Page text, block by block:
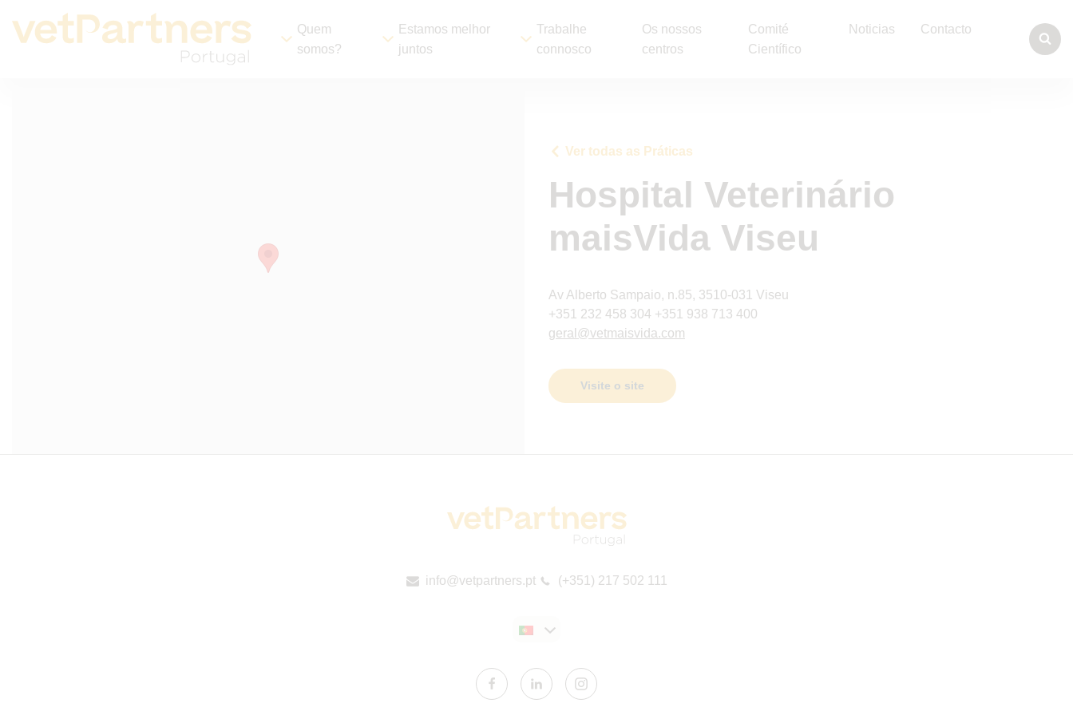
Quem
somos?
Estamos melhor
juntos
Trabalhe
connosco
Os nossos
centros
Comité
Científico
Noticias Contacto
Ver todas as Práticas
Hospital Veterinário
maisVida Viseu
Av Alberto Sampaio, n.85, 3510-031 Viseu
+351 232 458 304 +351 938 713 400
geral@vetmaisvida.com
Visite o site
info@vetpartners.pt (+351) 217 502 111